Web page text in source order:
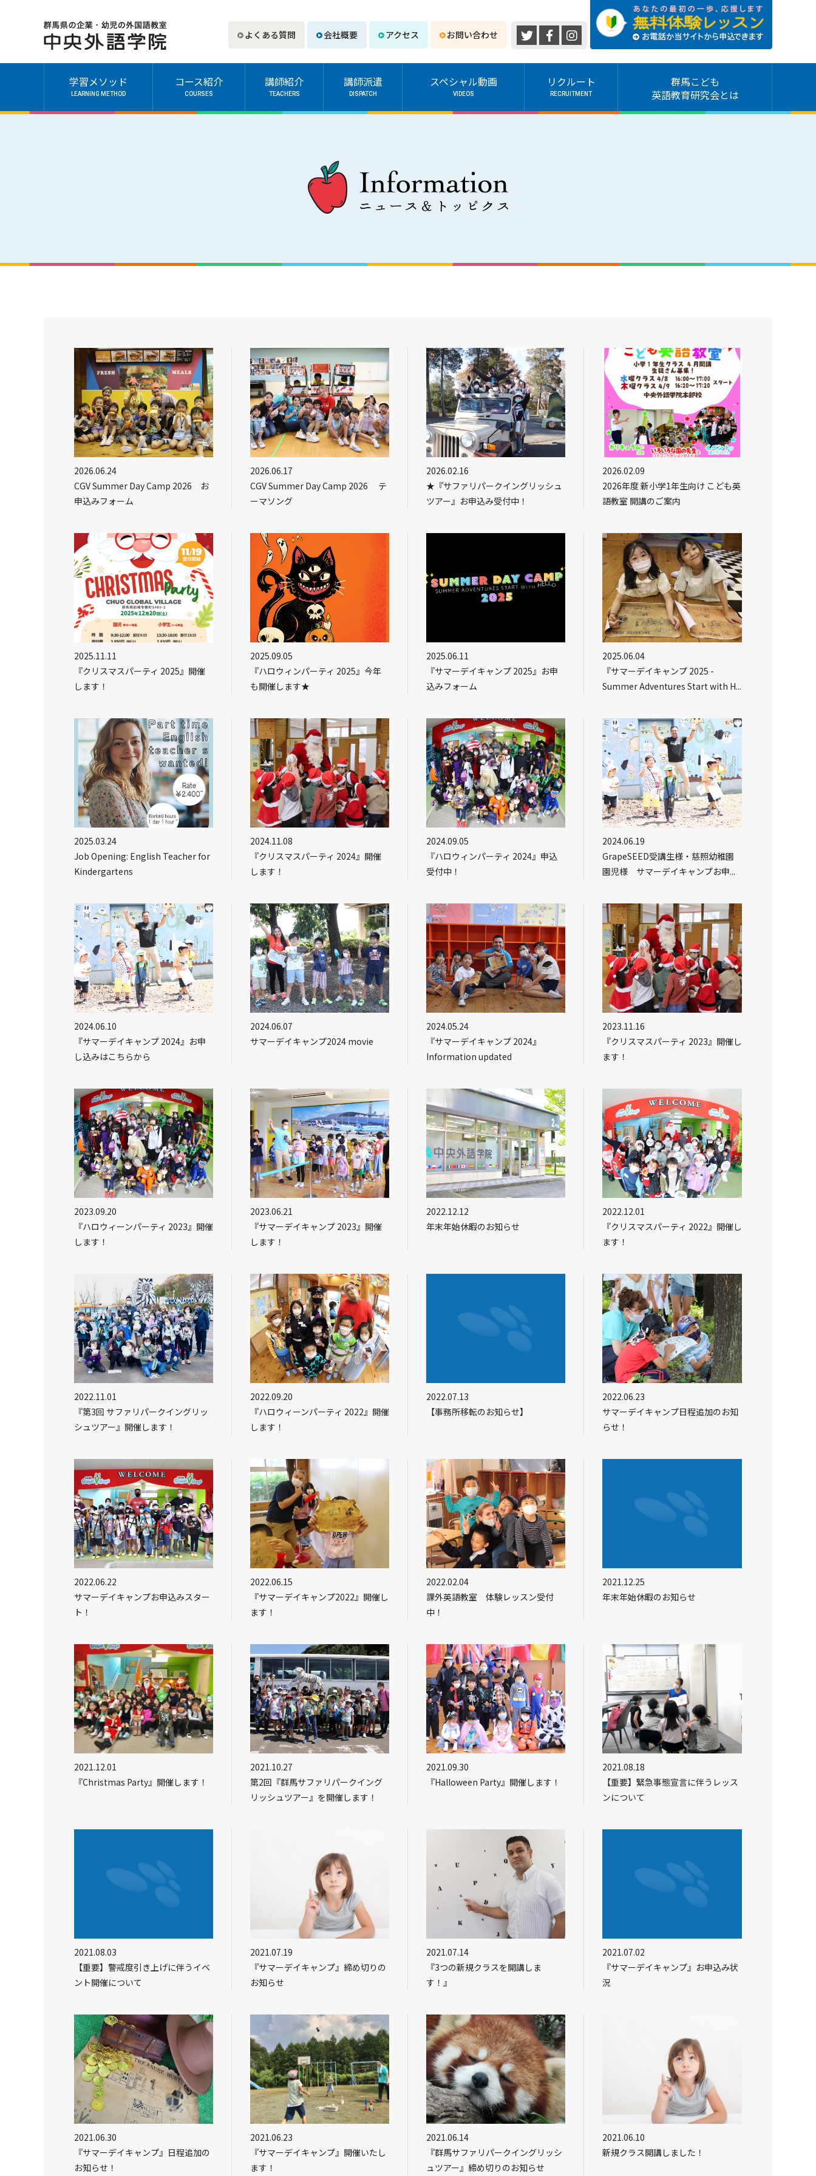
よくある質問 会社概要 アクセス お問い合わせ
学習メソッド
LEARNING METHOD
コース紹介
COURSES
キッズ
一般成人
講師紹介
TEACHERS
講師派遣
DISPATCH
スペシャル動画
VIDEOS
リクルート
RECRUITMENT
群馬こども
英語教育研究会とは
2026.06.24
CGV Summer Day Camp 2026 お
申込みフォーム
2026.06.17
CGV Summer Day Camp 2026 テ
ーマソング
2026.02.16
★『サファリパークイングリッシュ
ツアー』お申込み受付中！
2026.02.09
2026年度 新小学1年生向け こども英
語教室 開講のご案内
2025.11.11
『クリスマスパーティ 2025』開催
します！
2025.09.05
『ハロウィンパーティ 2025』今年
も開催します★
2025.06.11
『サマーデイキャンプ 2025』お申
込みフォーム
2025.06.04
『サマーデイキャンプ 2025 -
Summer Adventures Start with H...
2025.03.24
Job Opening: English Teacher for
Kindergartens
2024.11.08
『クリスマスパーティ 2024』開催
します！
2024.09.05
『ハロウィンパーティ 2024』申込
受付中！
2024.06.19
GrapeSEED受講生様・慈照幼稚園
園児様 サマーデイキャンプお申...
2024.06.10
『サマーデイキャンプ 2024』お申
し込みはこちらから
2024.06.07
サマーデイキャンプ2024 movie
2024.05.24
『サマーデイキャンプ 2024』
Information updated
2023.11.16
『クリスマスパーティ 2023』開催し
ます！
2023.09.20
『ハロウィーンパーティ 2023』開催
します！
2023.06.21
『サマーデイキャンプ 2023』開催
します！
2022.12.12
年末年始休暇のお知らせ
2022.12.01
『クリスマスパーティ 2022』開催し
ます！
2022.11.01
『第3回 サファリパークイングリッ
シュツアー』開催します！
2022.09.20
『ハロウィーンパーティ 2022』開催
します！
2022.07.13
【事務所移転のお知らせ】
2022.06.23
サマーデイキャンプ日程追加のお知
らせ！
2022.06.22
サマーデイキャンプお申込みスター
ト！
2022.06.15
『サマーデイキャンプ2022』開催し
ます！
2022.02.04
課外英語教室 体験レッスン受付
中！
2021.12.25
年末年始休暇のお知らせ
2021.12.01
『Christmas Party』開催します！
2021.10.27
第2回『群馬サファリパークイング
リッシュツアー』を開催します！
2021.09.30
『Halloween Party』開催します！
2021.08.18
【重要】緊急事態宣言に伴うレッス
ンについて
2021.08.03
【重要】警戒度引き上げに伴うイベ
ント開催について
2021.07.19
『サマーデイキャンプ』締め切りの
お知らせ
2021.07.14
『3つの新規クラスを開講しま
す！』
2021.07.02
『サマーデイキャンプ』お申込み状
況
2021.06.30
『サマーデイキャンプ』日程追加の
お知らせ！
2021.06.23
『サマーデイキャンプ』開催いたし
ます！
2021.06.14
『群馬サファリパークイングリッシ
ュツアー』締め切りのお知らせ
2021.06.10
新規クラス開講しました！